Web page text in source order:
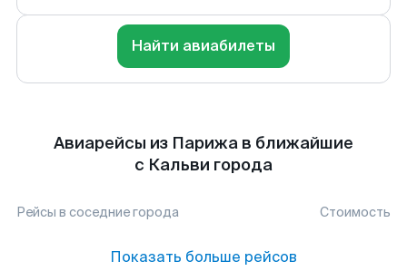
Найти авиабилеты
Авиарейсы из Парижа в ближайшие
с Кальви города
Рейсы в соседние города Стоимость
Показать больше рейсов